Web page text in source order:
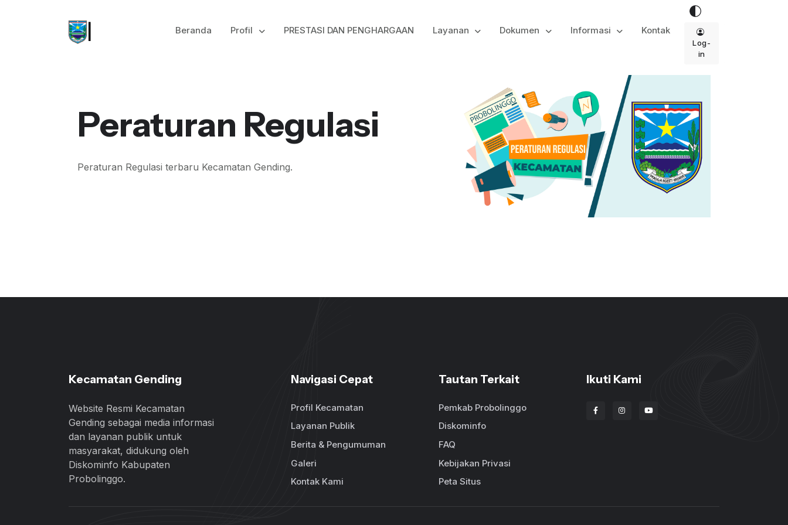
Keca Beranda Profil PRESTASI DAN PENGHARGAAN Layanan Dokumen Informasi Kontak
Log-
in
Peraturan Regulasi
Peraturan Regulasi terbaru Kecamatan Gending.
Kecamatan Gending
Website Resmi Kecamatan
Gending sebagai media informasi
dan layanan publik untuk
masyarakat, didukung oleh
Diskominfo Kabupaten
Probolinggo.
Navigasi Cepat
Profil Kecamatan
Layanan Publik
Berita & Pengumuman
Galeri
Kontak Kami
Tautan Terkait
Pemkab Probolinggo
Diskominfo
FAQ
Kebijakan Privasi
Peta Situs
Ikuti Kami